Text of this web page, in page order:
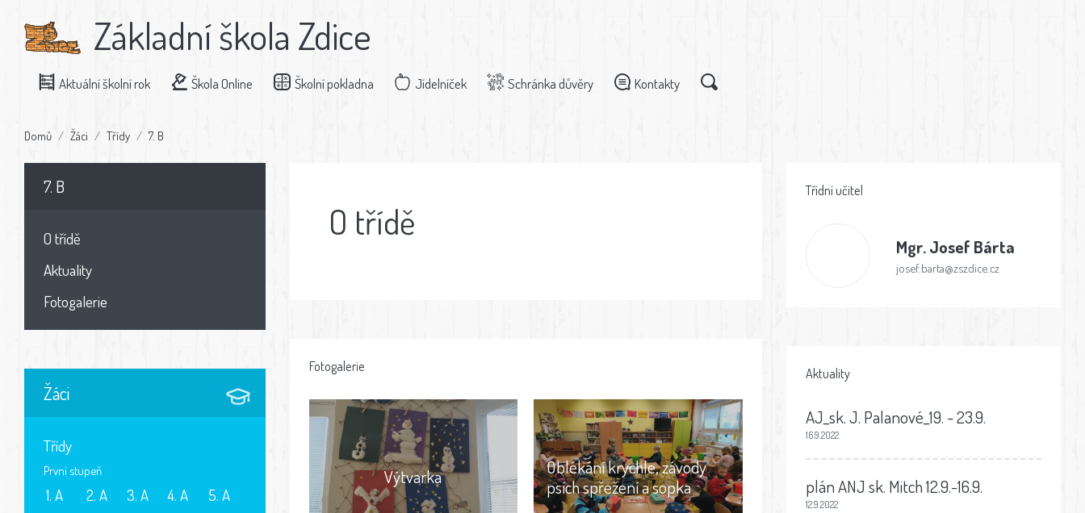
Základní škola Zdice
Aktuální školní rok Škola Online Školní pokladna Jídelníček Schránka důvěry Kontakty
Domů Žáci Třídy 7. B
7. B
O třídě
Aktuality
Fotogalerie
Žáci
Třídy
První stupeň
1. A
2. A
3. A
4. A
5. A
O třídě
Fotogalerie
Výtvarka
Oblékání krychle, závody
psích spřežení a sopka
Třídní učitel
Mgr.Josef Bárta
josef.barta@zszdice.cz
Aktuality
AJ_sk. J. Palanové_19. - 23.9.
16.9.2022
plán ANJ sk. Mitch 12.9.-16.9.
12.9.2022